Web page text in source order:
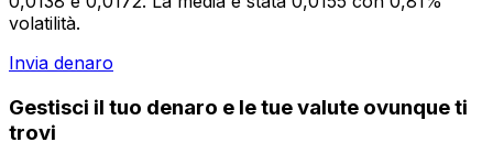
volatilità.
Invia denaro
Gestisci il tuo denaro e le tue valute ovunque ti
trovi